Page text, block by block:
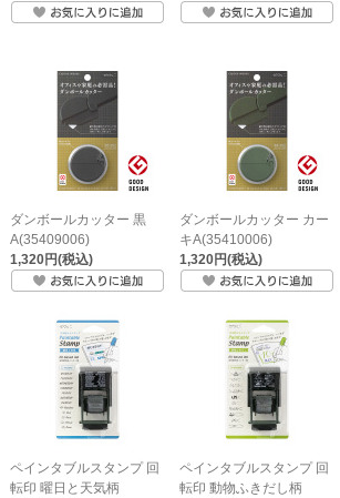
ダンボールカッター 黒
A(35409006)
1,320円(税込)
ダンボールカッター カー
キA(35410006)
1,320円(税込)
ペインタブルスタンプ 回
転印 曜日と天気柄
ペインタブルスタンプ 回
転印 動物ふきだし柄